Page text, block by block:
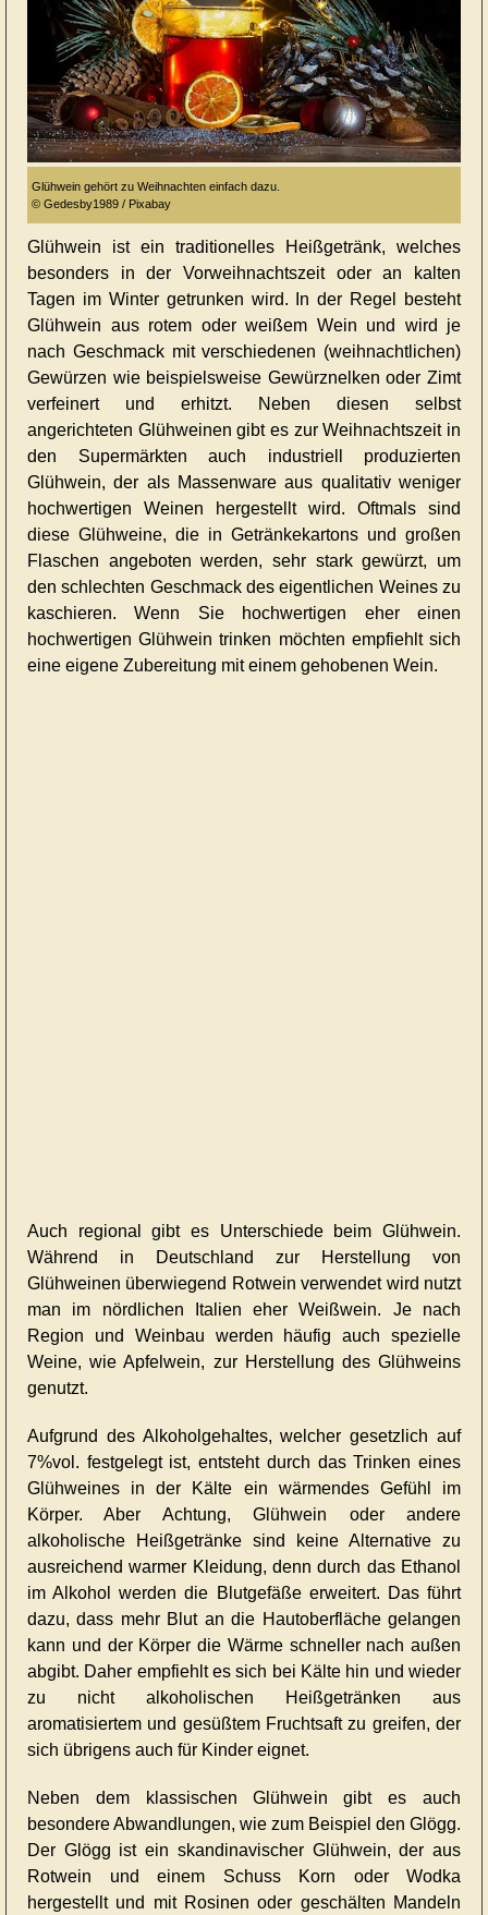
Glühwein gehört zu Weihnachten einfach dazu.
© Gedesby1989 / Pixabay
Glühwein ist ein traditionelles Heißgetränk, welches
besonders in der Vorweihnachtszeit oder an kalten
Tagen im Winter getrunken wird. In der Regel besteht
Glühwein aus rotem oder weißem Wein und wird je
nach Geschmack mit verschiedenen (weihnachtlichen)
Gewürzen wie beispielsweise Gewürznelken oder Zimt
verfeinert und erhitzt. Neben diesen selbst
angerichteten Glühweinen gibt es zur Weihnachtszeit in
den Supermärkten auch industriell produzierten
Glühwein, der als Massenware aus qualitativ weniger
hochwertigen Weinen hergestellt wird. Oftmals sind
diese Glühweine, die in Getränkekartons und großen
Flaschen angeboten werden, sehr stark gewürzt, um
den schlechten Geschmack des eigentlichen Weines zu
kaschieren. Wenn Sie hochwertigen eher einen
hochwertigen Glühwein trinken möchten empfiehlt sich
eine eigene Zubereitung mit einem gehobenen Wein.
Auch regional gibt es Unterschiede beim Glühwein.
Während in Deutschland zur Herstellung von
Glühweinen überwiegend Rotwein verwendet wird nutzt
man im nördlichen Italien eher Weißwein. Je nach
Region und Weinbau werden häufig auch spezielle
Weine, wie Apfelwein, zur Herstellung des Glühweins
genutzt.
Aufgrund des Alkoholgehaltes, welcher gesetzlich auf
7%vol. festgelegt ist, entsteht durch das Trinken eines
Glühweines in der Kälte ein wärmendes Gefühl im
Körper. Aber Achtung, Glühwein oder andere
alkoholische Heißgetränke sind keine Alternative zu
ausreichend warmer Kleidung, denn durch das Ethanol
im Alkohol werden die Blutgefäße erweitert. Das führt
dazu, dass mehr Blut an die Hautoberfläche gelangen
kann und der Körper die Wärme schneller nach außen
abgibt. Daher empfiehlt es sich bei Kälte hin und wieder
zu nicht alkoholischen Heißgetränken aus
aromatisiertem und gesüßtem Fruchtsaft zu greifen, der
sich übrigens auch für Kinder eignet.
Neben dem klassischen Glühwein gibt es auch
besondere Abwandlungen, wie zum Beispiel den Glögg.
Der Glögg ist ein skandinavischer Glühwein, der aus
Rotwein und einem Schuss Korn oder Wodka
hergestellt und mit Rosinen oder geschälten Mandeln